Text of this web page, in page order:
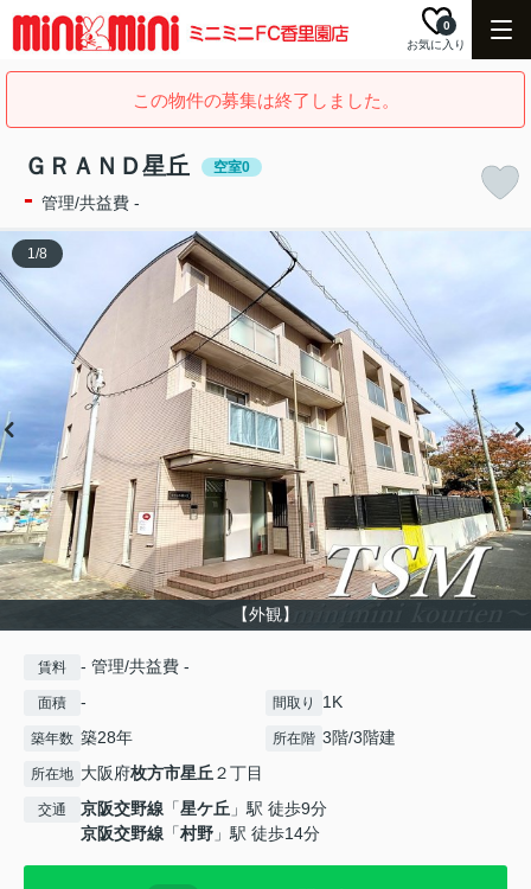
お気に入り
0
この物件の募集は終了しました。
ＧＲＡＮＤ星丘 空室0
- 管理/共益費 -
【外観】
1/8
賃料 - 管理/共益費 -
面積 - 間取り 1K
築年数 築28年 所在階 3階/3階建
所在地 大阪府枚方市星丘２丁目
交通 京阪交野線 「星ケ丘 」駅 徒歩9分
京阪交野線 「村野 」駅 徒歩14分